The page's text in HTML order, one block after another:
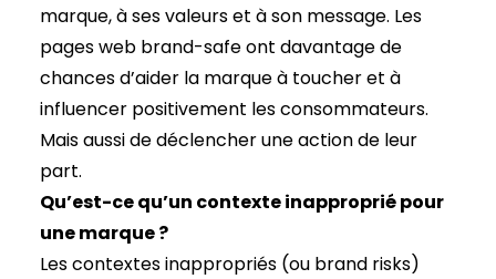
marque, à ses valeurs et à son message. Les
pages web brand-safe ont davantage de
chances d’aider la marque à toucher et à
influencer positivement les consommateurs.
Mais aussi de déclencher une action de leur
part.
Qu’est-ce qu’un contexte inapproprié pour
une marque ?
Les contextes inappropriés (ou brand risks)